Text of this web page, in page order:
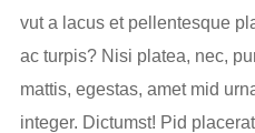
vut a lacus et pellentesque
ac turpis? Nisi platea, nec,
mattis, egestas, amet mid
integer. Dictumst! Pid